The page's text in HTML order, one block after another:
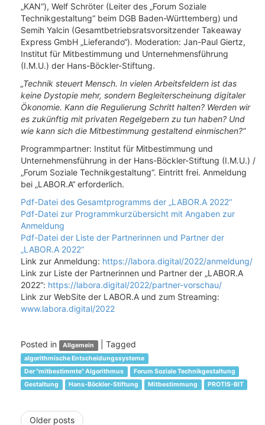
„KAN“), Welf Schröter (Leiter des „Forum Soziale
Technikgestaltung“ beim DGB Baden-Württemberg) und
Semih Yalcin (Gesamtbetriebsratsvorsitzender Takeaway
Express GmbH „Lieferando“). Moderation: Jan-Paul Giertz,
Institut für Mitbestimmung und Unternehmensführung
(I.M.U.) der Hans-Böckler-Stiftung.
„Technik steuert Mensch. In vielen Arbeitsfeldern ist das
keine Dystopie mehr, sondern Begleiterscheinung digitaler
Ökonomie. Kann die Regulierung Schritt halten? Werden wir
es zukünftig mit privaten Regelgebern zu tun haben? Und
wie kann sich die Mitbestimmung gestaltend einmischen?“
Programmpartner: Institut für Mitbestimmung und
Unternehmensführung in der Hans-Böckler-Stiftung (I.M.U.) /
„Forum Soziale Technikgestaltung“. Eintritt frei. Anmeldung
bei „LABOR.A“ erforderlich.
Pdf-Datei des Gesamtprogramms der „LABOR.A 2022“
Pdf-Datei zur Programmkurzübersicht mit Angaben zur
Anmeldung
Pdf-Datei der Liste der Partnerinnen und Partner der
„LABOR.A 2022“
Link zur Anmeldung: https://labora.digital/2022/anmeldung/
Link zur Liste der Partnerinnen und Partner der „LABOR.A
2022“: https://labora.digital/2022/partner-vorschau/
Link zur WebSite der LABOR.A und zum Streaming:
www.labora.digital/2022
Posted in Allgemein Tagged
algorithmische Entscheidungssysteme
Der "mitbestimmte" Algorithmus
Forum Soziale Technikgestaltung
Gestaltung
Hans-Böckler-Stiftung Mitbestimmung PROTIS-BIT
Post
Older posts